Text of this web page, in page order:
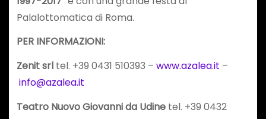
Palalottomatica di Roma.
PER INFORMAZIONI:
Zenit srltel. +39 0431 510393 – www.azalea.it –
info@azalea.it
Teatro Nuovo Giovanni da Udinetel. +39 0432